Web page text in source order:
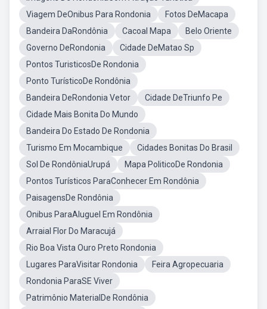
Viagem DeOnibus Para Rondonia
Fotos DeMacapa
Bandeira DaRondônia
Cacoal Mapa
Belo Oriente
Governo DeRondonia
Cidade DeMatao Sp
Pontos TuristicosDe Rondonia
Ponto TurísticoDe Rondônia
Bandeira DeRondonia Vetor
Cidade DeTriunfo Pe
Cidade Mais Bonita Do Mundo
Bandeira Do Estado De Rondonia
Turismo Em Mocambique
Cidades Bonitas Do Brasil
Sol De RondôniaUrupá
Mapa PoliticoDe Rondonia
Pontos Turísticos ParaConhecer Em Rondônia
PaisagensDe Rondônia
Onibus ParaAluguel Em Rondônia
Arraial Flor Do Maracujá
Rio Boa Vista Ouro Preto Rondonia
Lugares ParaVisitar Rondonia
Feira Agropecuaria
Rondonia ParaSE Viver
Patrimônio MaterialDe Rondônia